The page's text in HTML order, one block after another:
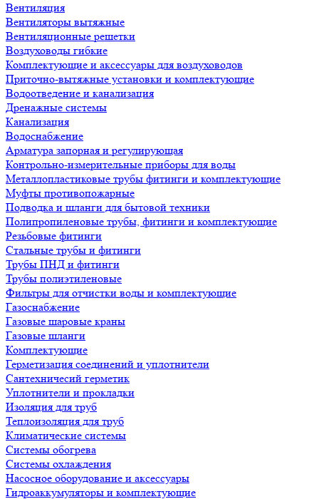
Вентиляция
Вентиляторы вытяжные
Вентиляционные решетки
Воздуховоды гибкие
Комплектующие и аксессуары для воздуховодов
Приточно-вытяжные установки и комплектующие
Водоотведение и канализация
Дренажные системы
Канализация
Водоснабжение
Арматура запорная и регулирующая
Контрольно-измерительные приборы для воды
Металлопластиковые трубы фитинги и комплектующие
Муфты противопожарные
Подводка и шланги для бытовой техники
Полипропиленовые трубы, фитинги и комплектующие
Резьбовые фитинги
Стальные трубы и фитинги
Трубы ПНД и фитинги
Трубы полиэтиленовые
Фильтры для отчистки воды и комплектующие
Газоснабжение
Газовые шаровые краны
Газовые шланги
Комплектующие
Герметизация соединений и уплотнители
Сантехничесий герметик
Уплотнители и прокладки
Изоляция для труб
Теплоизоляция для труб
Климатические системы
Системы обогрева
Системы охлаждения
Насосное оборудование и аксессуары
Гидроаккумуляторы и комплектующие